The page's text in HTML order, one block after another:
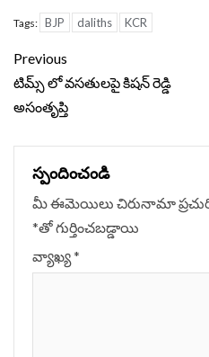
Tags: BJP daliths KCR
Continue
Reading
Previous
టిమ్స్ లో వసతులపై కిషన్‌ రెడ్డి
అసంతృప్తి
స్పందించండి
మీ ఈమెయిలు చిరునామా
*‌తో గుర్తించబడ్డాయి
వ్యాఖ్య*